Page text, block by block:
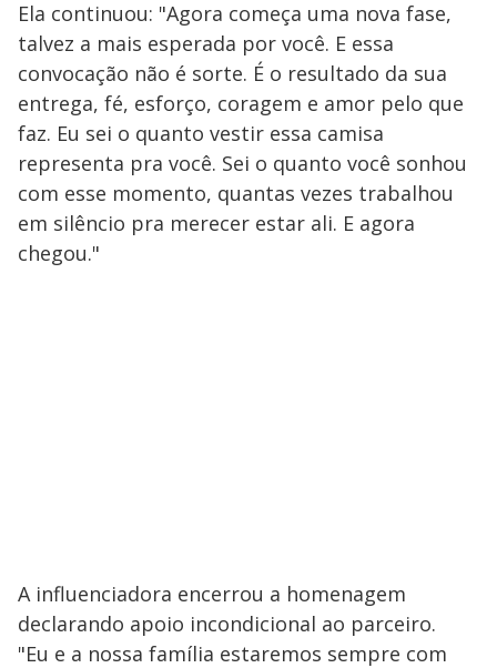
Ela continuou: "Agora começa uma nova fase,
talvez a mais esperada por você. E essa
convocação não é sorte. É o resultado da sua
entrega, fé, esforço, coragem e amor pelo que
faz. Eu sei o quanto vestir essa camisa
representa pra você. Sei o quanto você sonhou
com esse momento, quantas vezes trabalhou
em silêncio pra merecer estar ali. E agora
chegou."
A influenciadora encerrou a homenagem
declarando apoio incondicional ao parceiro.
"Eu e a nossa família estaremos sempre com